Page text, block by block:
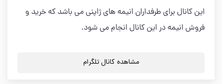
این کانال برای طرفداران انیمه های ژاپنی می باشد که خرید و
فروش انیمه در این کانال انجام می شود.
مشاهده کانال تلگرام